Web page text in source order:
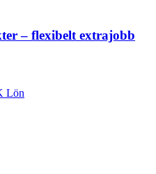
– flexibelt extrajobb
Lön